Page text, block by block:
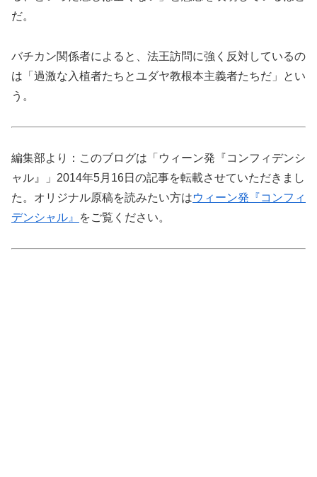
だ。
バチカン関係者によると、法王訪問に強く反対しているの
は「過激な入植者たちとユダヤ教根本主義者たちだ」とい
う。
編集部より：このブログは「ウィーン発『コンフィデンシ
ャル』」2014年5月16日の記事を転載させていただきまし
た。オリジナル原稿を読みたい方はウィーン発『コンフィ
デンシャル』
をご覧ください。